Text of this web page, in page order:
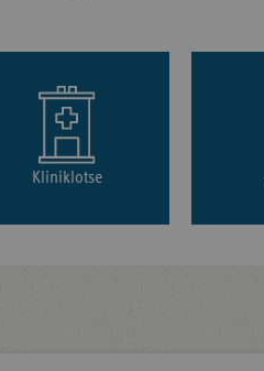
Kliniklotse